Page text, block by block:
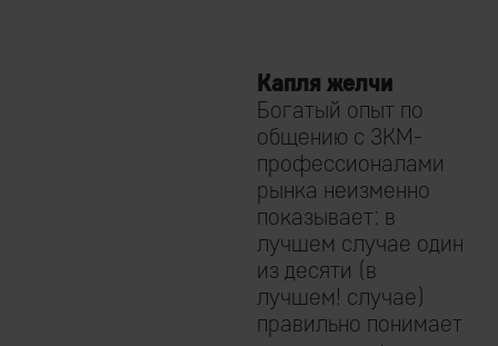
Капля желчи
Богатый опыт по
общению с ЗКМ-
профессионалами
рынка неизменно
показывает: в
лучшем случае один
из десяти (в
лучшем! случае)
правильно понимает